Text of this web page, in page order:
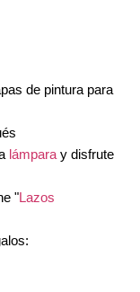
de pintura para
lámpara y disfrute
"Lazos